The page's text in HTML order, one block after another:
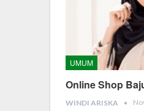
UMUM
Online Shop
WINDI ARISKA